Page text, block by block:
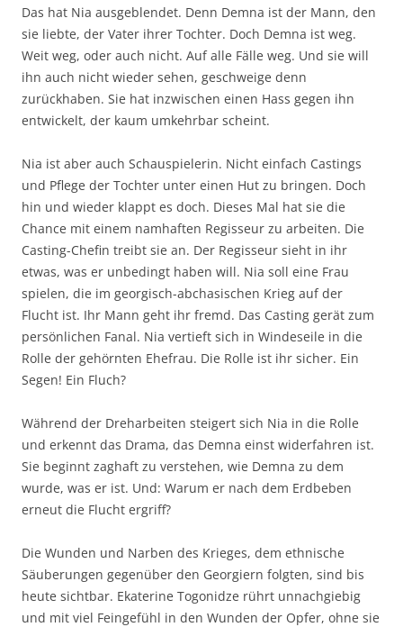
Das hat Nia ausgeblendet. Denn Demna ist der Mann, den
sie liebte, der Vater ihrer Tochter. Doch Demna ist weg.
Weit weg, oder auch nicht. Auf alle Fälle weg. Und sie will
ihn auch nicht wieder sehen, geschweige denn
zurückhaben. Sie hat inzwischen einen Hass gegen ihn
entwickelt, der kaum umkehrbar scheint.
Nia ist aber auch Schauspielerin. Nicht einfach Castings
und Pflege der Tochter unter einen Hut zu bringen. Doch
hin und wieder klappt es doch. Dieses Mal hat sie die
Chance mit einem namhaften Regisseur zu arbeiten. Die
Casting-Chefin treibt sie an. Der Regisseur sieht in ihr
etwas, was er unbedingt haben will. Nia soll eine Frau
spielen, die im georgisch-abchasischen Krieg auf der
Flucht ist. Ihr Mann geht ihr fremd. Das Casting gerät zum
persönlichen Fanal. Nia vertieft sich in Windeseile in die
Rolle der gehörnten Ehefrau. Die Rolle ist ihr sicher. Ein
Segen! Ein Fluch?
Während der Dreharbeiten steigert sich Nia in die Rolle
und erkennt das Drama, das Demna einst widerfahren ist.
Sie beginnt zaghaft zu verstehen, wie Demna zu dem
wurde, was er ist. Und: Warum er nach dem Erdbeben
erneut die Flucht ergriff?
Die Wunden und Narben des Krieges, dem ethnische
Säuberungen gegenüber den Georgiern folgten, sind bis
heute sichtbar. Ekaterine Togonidze rührt unnachgiebig
und mit viel Feingefühl in den Wunden der Opfer, ohne sie